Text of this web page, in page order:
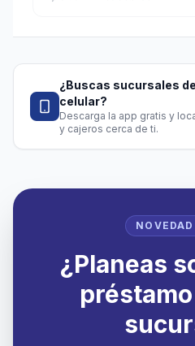
¿Buscas sucursales
celular?
Descarga la app gratis y
y cajeros cerca de ti.
¿Planeas